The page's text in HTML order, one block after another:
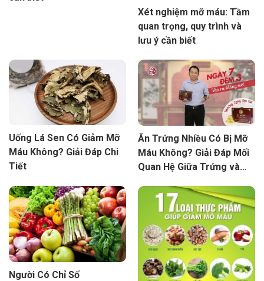
Xét nghiệm mỡ máu: Tầm
quan trọng, quy trình và
lưu ý cần biết
Uống Lá Sen Có Giảm Mỡ
Máu Không? Giải Đáp Chi
Tiết
Ăn Trứng Nhiều Có Bị Mỡ
Máu Không? Giải Đáp Mối
Quan Hệ Giữa Trứng và
Người Có Chỉ Số